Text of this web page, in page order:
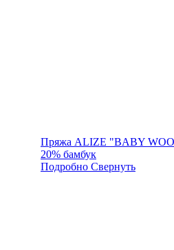
Пряжа ALIZE "BABY
20% бамбук
Подробно Свернуть